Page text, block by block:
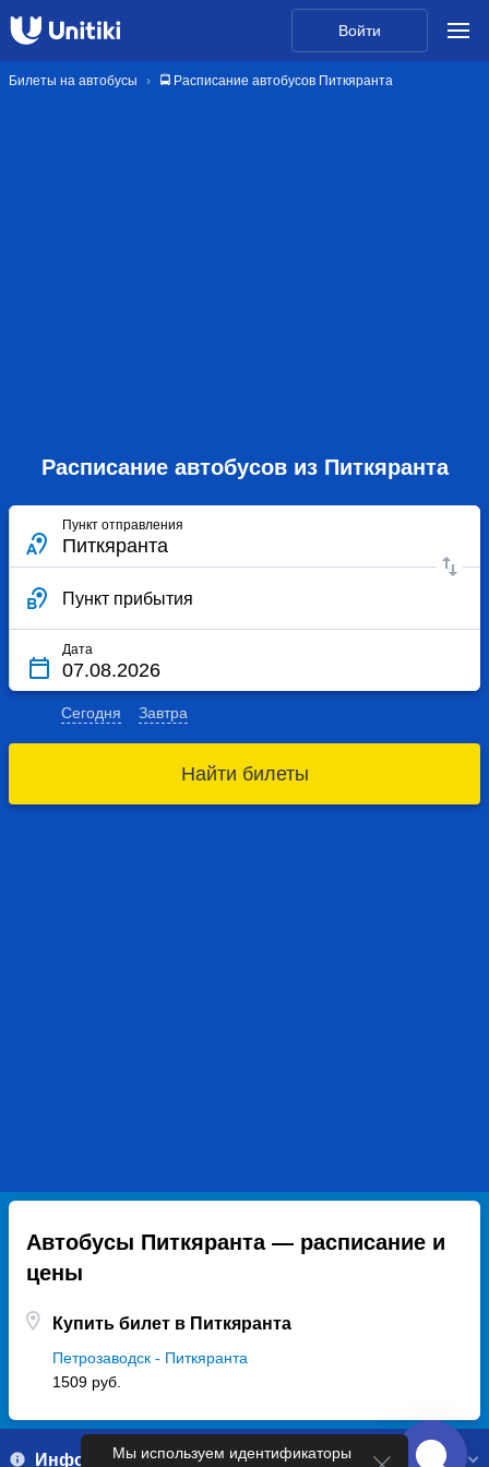
Войти
Билеты на автобусы 🚍 Расписание автобусов Питкяранта
Расписание автобусов из Питкяранта
Пункт отправления
Пункт прибытия
Дата
Сегодня Завтра
Найти билеты
Автобусы Питкяранта — расписание и
цены
Купить билет в Питкяранта
Петрозаводск - Питкяранта
1509 руб.
ИнформацияМы используем идентификаторы